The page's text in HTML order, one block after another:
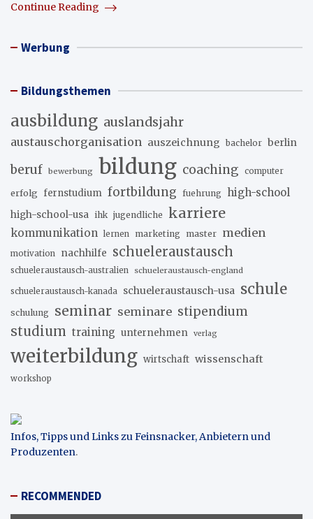
Continue Reading
Werbung
Bildungsthemen
ausbildung auslandsjahr
austauschorganisation auszeichnung bachelor berlin
beruf bewerbung bildung coaching computer
erfolg fernstudium fortbildung fuehrung high-school
high-school-usa ihk jugendliche karriere
kommunikation lernen marketing master medien
motivation nachhilfe schueleraustausch
schueleraustausch-australien schueleraustausch-england
schueleraustausch-kanada schueleraustausch-usa schule
schulung seminar seminare stipendium
studium training unternehmen verlag
weiterbildung wirtschaft wissenschaft
workshop
Infos, Tipps und Links zu Feinsnacker, Anbietern und
Produzenten.
RECOMMENDED